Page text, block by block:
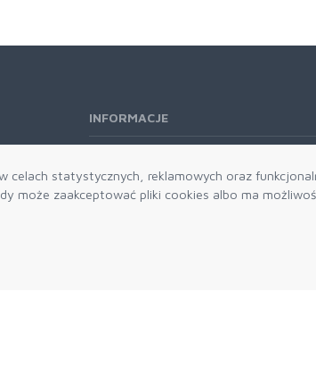
statystycznych, reklamowych oraz
może zaakceptować pliki cookies albo ma
INFORMACJE
Kontakt